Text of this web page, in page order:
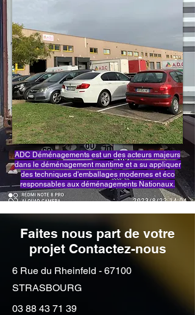
ADC Déménagements est un des acteurs majeurs
dans le déménagement maritime et a su appliquer
des techniques d'emballages modernes et éco
responsables aux déménagements Nationaux.
Faites nous part de votre
projet Contactez-nous
6 Rue du Rheinfeld - 67100
STRASBOURG
03 88 43 71 39